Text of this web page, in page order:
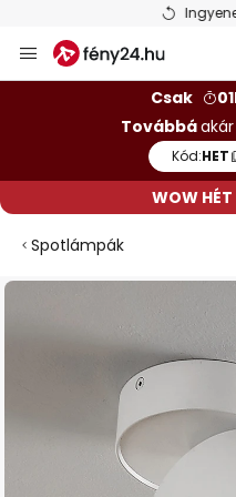
Ingyenes
Ugrás
a
Csak
Továbbá
Kód:HET
WOW HÉT
Spotlámpák
Ugrás